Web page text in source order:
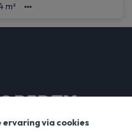
ervaring via cookies
m²